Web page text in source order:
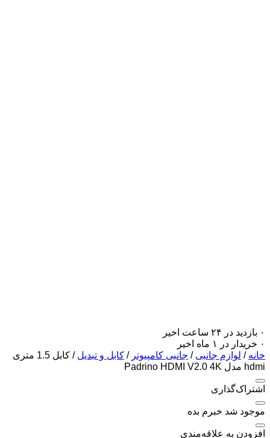
۰ بازدید در ۲۴ ساعت اخیر
۰ خریدار در ۱ ماه اخیر
خانه / لوازم جانبی / جانبی کامپیوتر / کابل و تبدیل
/ کابل 1.5 متری
hdmi مدل Padrino HDMI V2.0 4K
اشتراک‌گذاری
موجود شد خبرم بده
افزودن به علاقه‌مندی